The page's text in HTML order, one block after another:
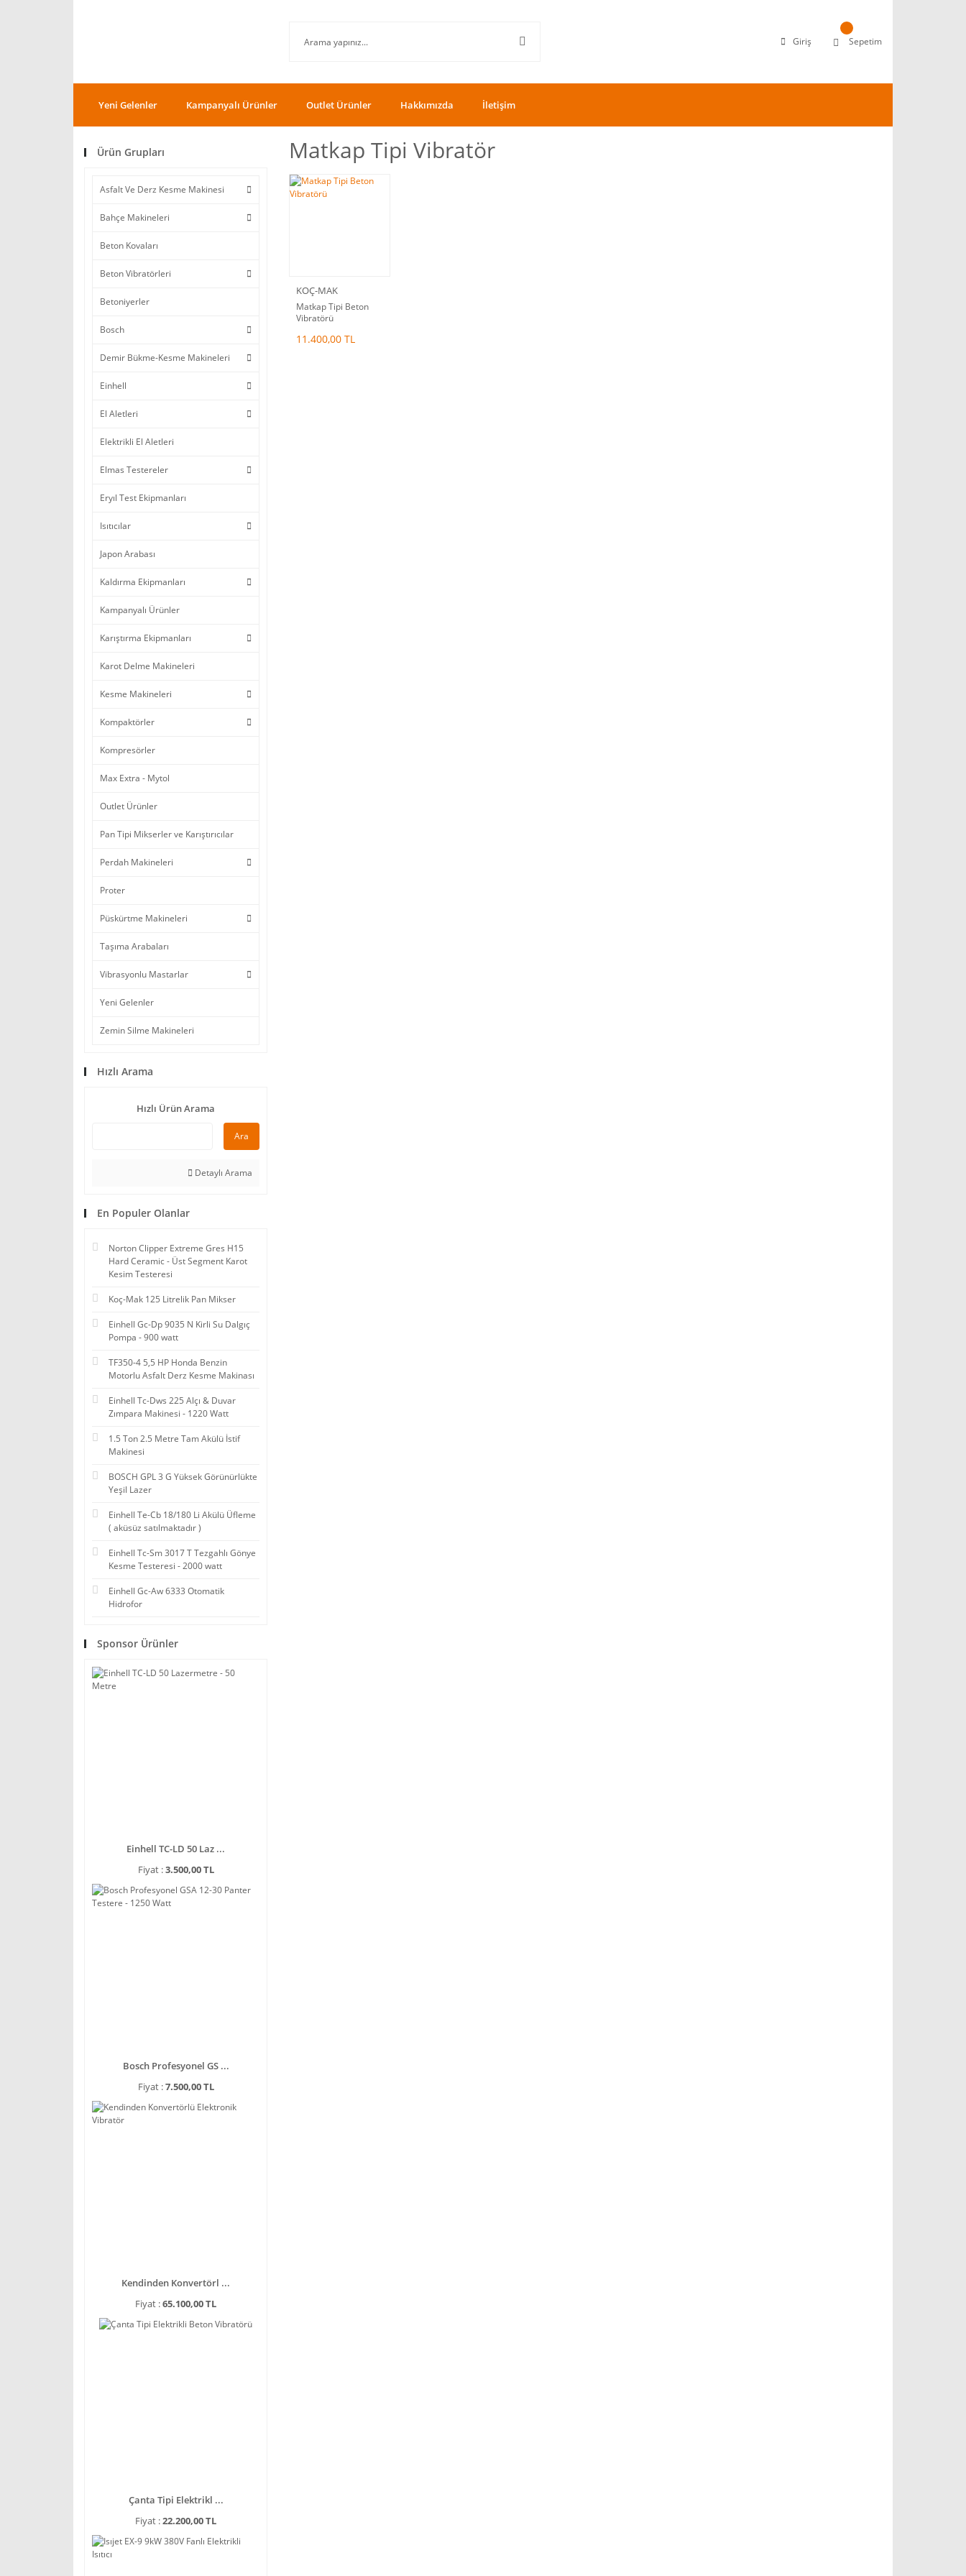
Giriş Sepetim
Yeni Gelenler Kampanyalı Ürünler Outlet Ürünler Hakkımızda İletişim
Ürün Grupları
Asfalt Ve Derz Kesme Makinesi
Bahçe Makineleri
Beton Kovaları
Beton Vibratörleri
Betoniyerler
Bosch
Demir Bükme-Kesme Makineleri
Einhell
El Aletleri
Elektrikli El Aletleri
Elmas Testereler
Eryıl Test Ekipmanları
Isıtıcılar
Japon Arabası
Kaldırma Ekipmanları
Kampanyalı Ürünler
Karıştırma Ekipmanları
Karot Delme Makineleri
Kesme Makineleri
Kompaktörler
Kompresörler
Max Extra - Mytol
Outlet Ürünler
Pan Tipi Mikserler ve Karıştırıcılar
Perdah Makineleri
Proter
Püskürtme Makineleri
Taşıma Arabaları
Vibrasyonlu Mastarlar
Yeni Gelenler
Zemin Silme Makineleri
Hızlı Arama
Hızlı Ürün Arama
Ara
Detaylı Arama
En Populer Olanlar
Norton Clipper Extreme Gres H15
Hard Ceramic - Üst Segment Karot
Kesim Testeresi
Koç-Mak 125 Litrelik Pan Mikser
Einhell Gc-Dp 9035 N Kirli Su Dalgıç
Pompa - 900 watt
TF350-4 5,5 HP Honda Benzin
Motorlu Asfalt Derz Kesme Makinası
Einhell Tc-Dws 225 Alçı & Duvar
Zımpara Makinesi - 1220 Watt
1.5 Ton 2.5 Metre Tam Akülü İstif
Makinesi
BOSCH GPL 3 G Yüksek Görünürlükte
Yeşil Lazer
Einhell Te-Cb 18/180 Li Akülü Üfleme
( aküsüz satılmaktadır )
Einhell Tc-Sm 3017 T Tezgahlı Gönye
Kesme Testeresi - 2000 watt
Einhell Gc-Aw 6333 Otomatik
Hidrofor
Sponsor Ürünler
Einhell TC-LD 50 Laz ...
Fiyat :3.500,00 TL
Bosch Profesyonel GS ...
Fiyat :7.500,00 TL
Kendinden Konvertörl ...
Fiyat :65.100,00 TL
Çanta Tipi Elektrikl ...
Fiyat :22.200,00 TL
Matkap Tipi Vibratör
KOÇ-MAK
Matkap Tipi Beton
Vibratörü
11.400,00 TL